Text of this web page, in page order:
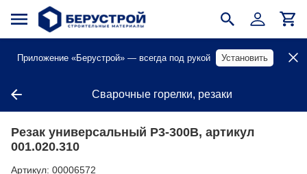
Приложение «Берустрой» — всегда под рукой Установить
Сварочные горелки, резаки
Резак универсальный Р3-300В, артикул
001.020.310
Артикул: 00006572